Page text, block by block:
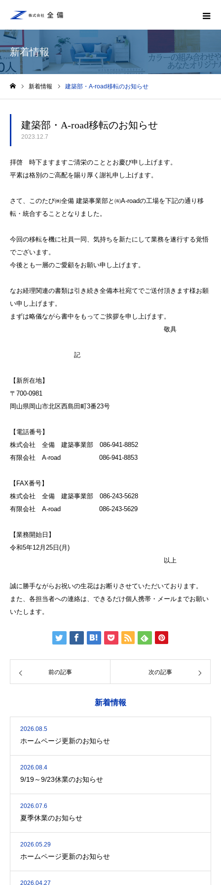
新着情報
新着情報 建築部・A-road移転のお知らせ
建築部・A-road移転のお知らせ
2023.12.7
拝啓 時下ますますご清栄のこととお慶び申し上げます。
平素は格別のご高配を賜り厚く謝礼申し上げます。
さて、このたび㈱全備 建築事業部と㈲A-roadの工場を下記の通り移
転・統合することとなりました。
今回の移転を機に社員一同、気持ちを新たにして業務を遂行する覚悟
でございます。
今後とも一層のご愛顧をお願い申し上げます。
なお経理関連の書類は引き続き全備本社宛てでご送付頂きます様お願
い申し上げます。
まずは略儀ながら書中をもってご挨拶を申し上げます。
敬具
記
【新所在地】
〒700-0981
岡山県岡山市北区西島田町3番23号
【電話番号】
株式会社 全備 建築事業部 086-941-8852
有限会社 A-road 086-941-8853
【FAX番号】
株式会社 全備 建築事業部 086-243-5628
有限会社 A-road 086-243-5629
【業務開始日】
令和5年12月25日(月)
以上
誠に勝手ながらお祝いの生花はお断りさせていただいております。
また、各担当者への連絡は、できるだけ個人携帯・メールまでお願い
いたします。
前の記事 次の記事
新着情報
2026.08.5
ホームページ更新のお知らせ
2026.08.4
9/19～9/23休業のお知らせ
2026.07.6
夏季休業のお知らせ
2026.05.29
ホームページ更新のお知らせ
2026.04.27